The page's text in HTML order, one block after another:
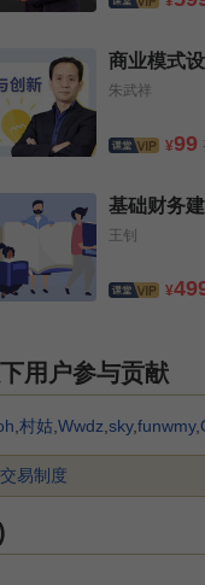
商业模式
朱武祥
¥99
基础财务
王钊
¥
用户参与贡献
村姑 Wwdz sky,funwmy,
易制度